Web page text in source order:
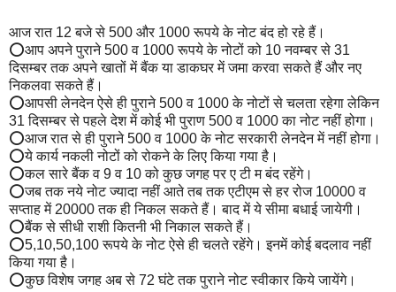
आज रात 12 बजे से 500 और 1000 रूपये के नोट बंद हो रहे हैं।
⭕आप अपने पुराने 500 व 1000 रूपये के नोटों को 10 नवम्बर से 31
दिसम्बर तक अपने खातों में बैंक या डाकघर में जमा करवा सकते हैं और नए
निकलवा सकते हैं।
⭕आपसी लेनदेन ऐसे ही पुराने 500 व 1000 के नोटों से चलता रहेगा लेकिन
31 दिसम्बर से पहले देश में कोई भी पुराण 500 व 1000 का नोट नहीं होगा।
⭕आज रात से ही पुराने 500 व 1000 के नोट सरकारी लेनदेन में नहीं होगा।
⭕ये कार्य नकली नोटों को रोकने के लिए किया गया है।
⭕कल सारे बैंक व 9 व 10 को कुछ जगह पर ए टी म बंद रहेंगे।
⭕जब तक नये नोट ज्यादा नहीं आते तब तक एटीएम से हर रोज 10000 व
सप्ताह में 20000 तक ही निकल सकते हैं। बाद में ये सीमा बधाई जायेगी।
⭕बैंक से सीधी राशी कितनी भी निकाल सकते हैं।
⭕5,10,50,100 रूपये के नोट ऐसे ही चलते रहेंगे। इनमें कोई बदलाव नहीं
किया गया है।
⭕कुछ विशेष जगह अब से 72 घंटे तक पुराने नोट स्वीकार किये जायेंगे।